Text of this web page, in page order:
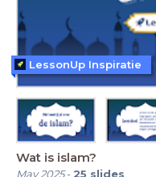
Wat is islam?
May 2025- 25 slides
LessonUp Inspiratie